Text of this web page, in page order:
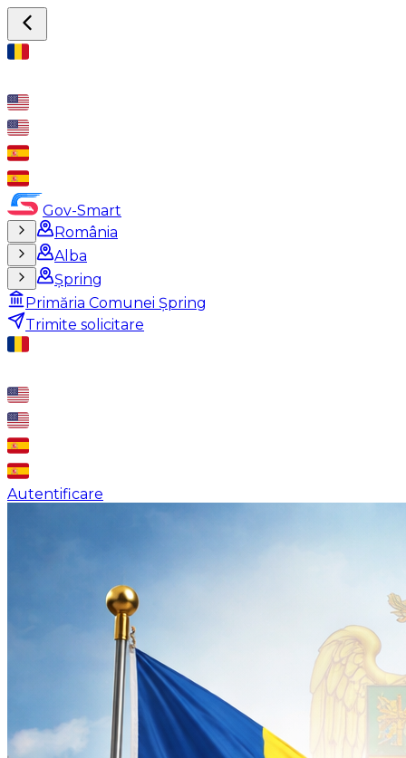
Gov-Smart
România
Alba
Șpring
Primăria Comunei Șpring
Trimite solicitare
Autentificare